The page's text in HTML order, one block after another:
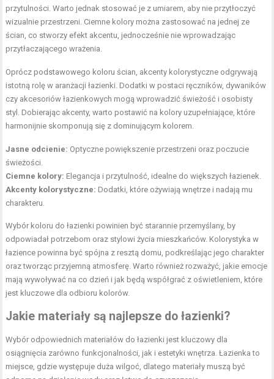
przytulności. Warto jednak stosować je z umiarem, aby nie przytłoczyć
wizualnie przestrzeni. Ciemne kolory można zastosować na jednej ze
ścian, co stworzy efekt akcentu, jednocześnie nie wprowadzając
przytłaczającego wrażenia.
Oprócz podstawowego koloru ścian, akcenty kolorystyczne odgrywają
istotną rolę w aranżacji łazienki. Dodatki w postaci ręczników, dywaników
czy akcesoriów łazienkowych mogą wprowadzić świeżość i osobisty
styl. Dobierając akcenty, warto postawić na kolory uzupełniające, które
harmonijnie skomponują się z dominującym kolorem.
Jasne odcienie: Optyczne powiększenie przestrzeni oraz poczucie
świeżości.
Ciemne kolory: Elegancja i przytulność, idealne do większych łazienek.
Akcenty kolorystyczne: Dodatki, które ożywiają wnętrze i nadają mu
charakteru.
Wybór koloru do łazienki powinien być starannie przemyślany, by
odpowiadał potrzebom oraz stylowi życia mieszkańców. Kolorystyka w
łazience powinna być spójna z resztą domu, podkreślając jego charakter
oraz tworząc przyjemną atmosferę. Warto również rozważyć, jakie emocje
mają wywoływać na co dzień i jak będą współgrać z oświetleniem, które
jest kluczowe dla odbioru kolorów.
Jakie materiały są najlepsze do łazienki?
Wybór odpowiednich materiałów do łazienki jest kluczowy dla
osiągnięcia zarówno funkcjonalności, jak i estetyki wnętrza. Łazienka to
miejsce, gdzie występuje duża wilgoć, dlatego materiały muszą być